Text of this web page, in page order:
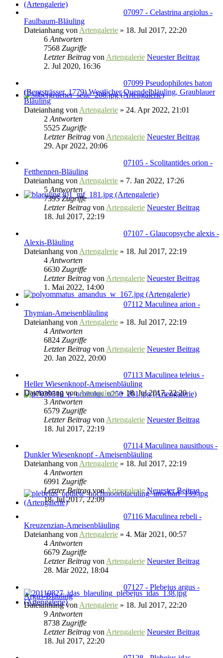
07097 - Celastrina argiolus -
Faulbaum-Bläuling
Dateianhang von Artengalerie » 18. Jul 2017, 22:20
6 Antworten
7568 Zugriffe
Letzter Beitrag von Artengalerie Neuester Beitrag
2. Jul 2020, 16:36
07099 Pseudophilotes baton
(Bergsträsser, 1779) Westlicher Quendelbläuling, Graublauer
Bläuling
Dateianhang von Artengalerie » 24. Apr 2022, 21:01
2 Antworten
5525 Zugriffe
Letzter Beitrag von Artengalerie Neuester Beitrag
29. Apr 2022, 20:06
07105 - Scolitantides orion -
Fetthennen-Bläuling
Dateianhang von Artengalerie » 7. Jan 2022, 17:26
5 Antworten
7395Zugriffe
Letzter Beitrag von Artengalerie Neuester Beitrag
18. Jul 2017, 22:19
07107 - Glaucopsyche alexis -
Alexis-Bläuling
Dateianhang von Artengalerie » 18. Jul 2017, 22:19
4 Antworten
6630 Zugriffe
Letzter Beitrag von Artengalerie Neuester Beitrag
1. Mai 2022, 14:00
07112 Maculinea arion -
Thymian-Ameisenbläuling
Dateianhang von Artengalerie » 18. Jul 2017, 22:19
4 Antworten
6824 Zugriffe
Letzter Beitrag von Artengalerie Neuester Beitrag
20. Jan 2022, 20:00
07113 Maculinea teleius -
Heller Wiesenknopf-Ameisenbläuling
Dateianhang vonArtengalerie» 18. Jul 2017, 22:20
3 Antworten
6579 Zugriffe
Letzter Beitrag von Artengalerie Neuester Beitrag
18. Jul 2017, 22:19
07114 Maculinea nausithous -
Dunkler Wiesenknopf - Ameisenbläuling
Dateianhang von Artengalerie » 18. Jul 2017, 22:19
4 Antworten
6991 Zugriffe
Letzter BeitragvonArtengalerie Neuester Beitrag
18. Jul 2017, 22:09
07116 Maculinea rebeli -
Kreuzenzian-Ameisenbläuling
Dateianhang von Artengalerie » 4. Mär 2021, 00:57
4 Antworten
6679 Zugriffe
Letzter Beitrag von Artengalerie Neuester Beitrag
28. Mär 2022, 18:04
07127 - Plebejus argus -
Argus-Bläuling
Dateianhangvon Artengalerie » 18. Jul 2017, 22:20
9 Antworten
8738 Zugriffe
Letzter Beitrag von Artengalerie Neuester Beitrag
18. Jul 2017, 22:20